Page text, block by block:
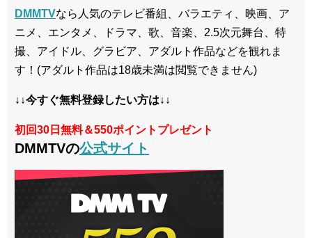
DMMTVなら人気のテレビ番組、バラエティ、映画、ア
ニメ、エンタメ、ドラマ、歌、音楽、2.5次元舞台、特
撮、アイドル、グラビア、アダルト作品などを観れま
す！(アダルト作品は18歳未満は閲覧できません)
↓↓今すぐ無料登録したい方は↓↓
初回30日無料＆550ポイントプレゼント
DMMTVの公式サイト